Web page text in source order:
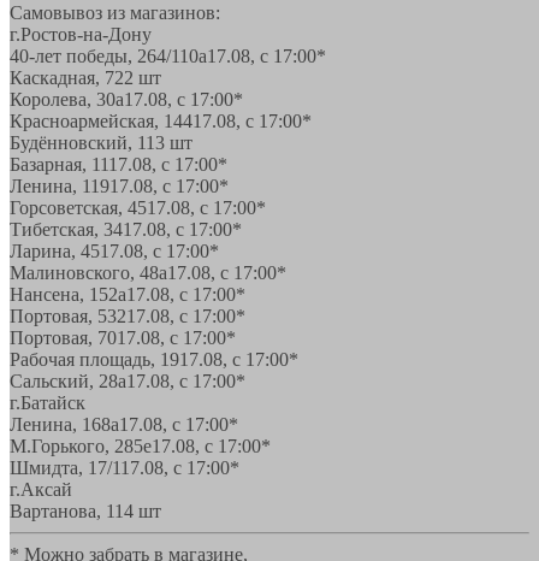
Самовывоз из магазинов:
г.Ростов-на-Дону
40-лет победы, 264/110а17.08, с 17:00*
Каскадная, 722 шт
Королева, 30а17.08, с 17:00*
Красноармейская, 14417.08, с 17:00*
Будённовский, 113 шт
Базарная, 1117.08, с 17:00*
Ленина, 11917.08, с 17:00*
Горсоветская, 4517.08, с 17:00*
Тибетская, 3417.08, с 17:00*
Ларина, 4517.08, с 17:00*
Малиновского, 48а17.08, с 17:00*
Нансена, 152а17.08, с 17:00*
Портовая, 53217.08, с 17:00*
Портовая, 7017.08, с 17:00*
Рабочая площадь, 1917.08, с 17:00*
Сальский, 28a17.08, с 17:00*
г.Батайск
Ленина, 168а17.08, с 17:00*
М.Горького, 285е17.08, с 17:00*
Шмидта, 17/117.08, с 17:00*
г.Аксай
Вартанова, 114 шт
* Можно забрать в магазине,